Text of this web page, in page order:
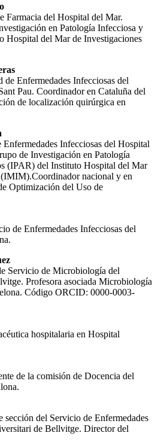
Farmacia del Hospital del Mar.
en Patología Infecciosa y
Hospital del Mar de Investigaciones
Enfermedades Infecciosas del
Pau. Coordinador en Cataluña del
de localización quirúrgica en
Infecciosas del Hospital
de Investigación en Patología
(IPAR) del Instituto Hospital del Mar
nacional y en
Optimización del Uso de
de Enfermedades Infecciosas del
Servicio de Microbiología del
Profesora asociada Microbiología
Código ORCID: 0000-0003-
hospitalaria en Hospital
de la comisión de Docencia del
sección del Servicio de Enfermedades
de Bellvitge. Director del